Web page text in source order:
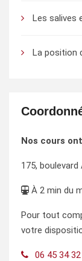
Les salives
La position
Nos cours
175,
À 2 min du
Pour tout
votre
06 45 34 32